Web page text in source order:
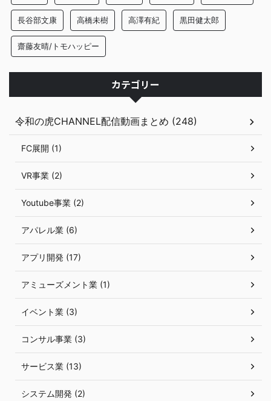
長谷部文康 高橋未樹 高澤有紀 黒田健太郎
齋藤友晴/トモハッピー
カテゴリー
令和の虎CHANNEL配信動画まとめ (248)
FC展開 (1)
VR事業 (2)
Youtube事業 (2)
アパレル業 (6)
アプリ開発 (17)
アミューズメント業 (1)
イベント業 (3)
コンサル事業 (3)
サービス業 (13)
システム開発 (2)